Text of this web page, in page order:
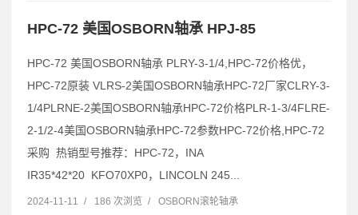
HPC-72 美国OSBORN轴承 HPJ-85
HPC-72 美国OSBORN轴承 PLRY-3-1/4,HPC-72价格优，
HPC-72原装 VLRS-2美国OSBORN轴承HPC-72厂家CLRY-3-
1/4PLRNE-2美国OSBORN轴承HPC-72价格PLR-1-3/4FLRE-
2-1/2-4美国OSBORN轴承HPC-72参数HPC-72价格,HPC-72
采购 热销型号推荐：HPC-72，INA
IR35*42*20 KFO70XP0，LINCOLN 245...
2024-11-11 / 186 次浏览 / OSBORN滚轮轴承